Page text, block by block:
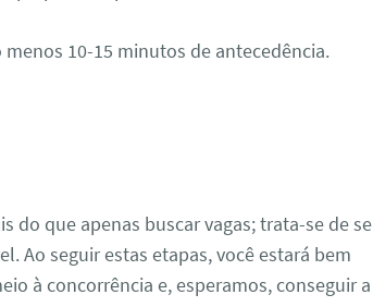
menos 10-15 minutos de antecedência.
do que apenas buscar vagas; trata-se de se
Ao seguir estas etapas, você estará bem
à concorrência e, esperamos, conseguir a